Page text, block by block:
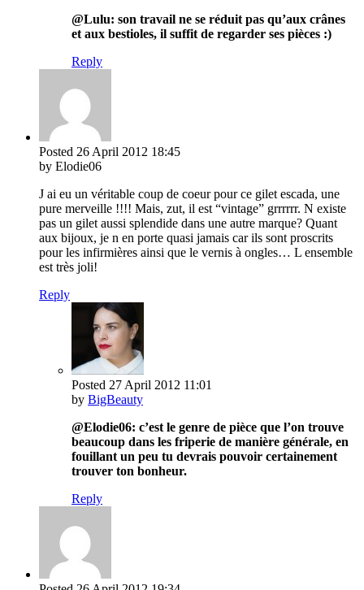
@Lulu: son travail ne se réduit pas qu’aux crânes
et aux bestioles, il suffit de regarder ses pièces :)
Reply
Posted 26 April 2012 18:45
by Elodie06
J ai eu un véritable coup de coeur pour ce gilet escada, une
pure merveille !!!! Mais, zut, il est “vintage” grrrrrr. N existe
pas un gilet aussi splendide dans une autre marque? Quant
aux bijoux, je n en porte quasi jamais car ils sont proscrits
pour les infirmières ainsi que le vernis à ongles… L ensemble
est très joli!
Reply
Posted 27 April 2012 11:01
by BigBeauty
@Elodie06: c’est le genre de pièce que l’on trouve
beaucoup dans les friperie de manière générale, en
fouillant un peu tu devrais pouvoir certainement
trouver ton bonheur.
Reply